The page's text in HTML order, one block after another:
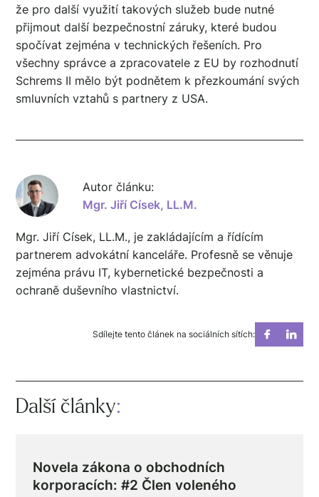
že pro další využití takových služeb bude nutné
přijmout další bezpečnostní záruky, které budou
spočívat zejména v technických řešeních. Pro
všechny správce a zpracovatele z EU by rozhodnutí
Schrems II mělo být podnětem k přezkoumání svých
smluvních vztahů s partnery z USA.
Autor článku:
Mgr. Jiří Císek, LL.M.
Mgr. Jiří Císek, LL.M., je zakládajícím a řídícím
partnerem advokátní kanceláře. Profesně se věnuje
zejména právu IT, kybernetické bezpečnosti a
ochraně duševního vlastnictví.
Sdílejte tento článek na sociálních sítích:
Další články:
Novela zákona o obchodních
korporacích: #2 Člen voleného